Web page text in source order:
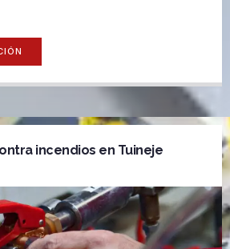
incendios en Tuineje